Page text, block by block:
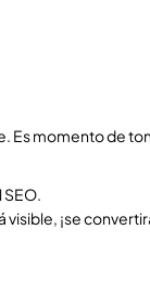
Es momento de
¡se